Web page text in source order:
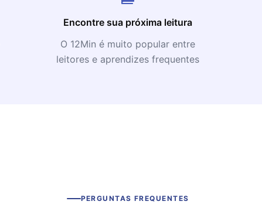
Encontre sua próxima leitura
O 12Min é muito popular entre
leitores e aprendizes frequentes
PERGUNTAS FREQUENTES